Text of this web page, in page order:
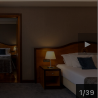
1/39
▶︎